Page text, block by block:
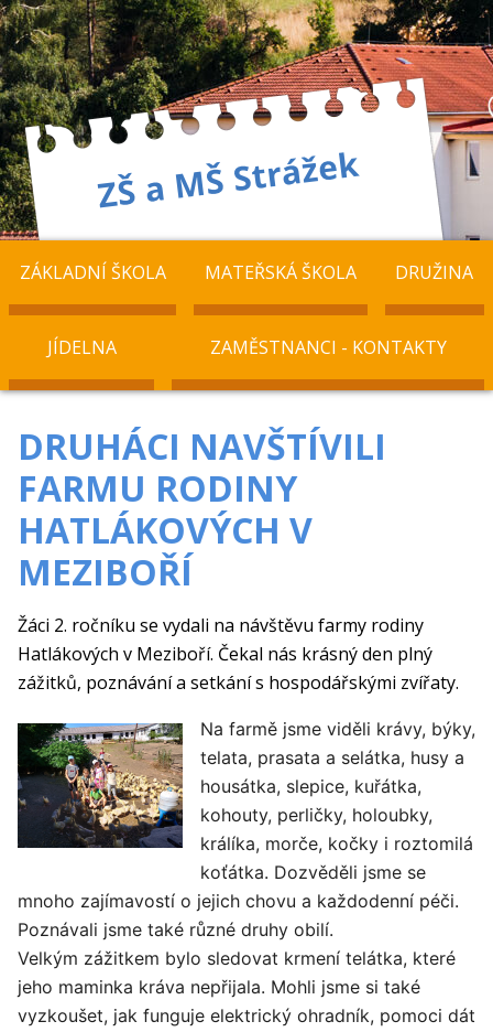
ZÁKLADNÍ ŠKOLA MATEŘSKÁ ŠKOLA DRUŽINA
JÍDELNA ZAMĚSTNANCI - KONTAKTY
DRUHÁCI NAVŠTÍVILI
FARMU RODINY
HATLÁKOVÝCH V
MEZIBOŘÍ
Žáci 2. ročníku se vydali na návštěvu farmy rodiny
Hatlákových v Meziboří. Čekal nás krásný den plný
zážitků, poznávání a setkání s hospodářskými zvířaty.
Na farmě jsme viděli krávy, býky,
telata, prasata a selátka, husy a
housátka, slepice, kuřátka,
kohouty, perličky, holoubky,
králíka, morče, kočky i roztomilá
koťátka. Dozvěděli jsme se
mnoho zajímavostí o jejich chovu a každodenní péči.
Poznávali jsme také různé druhy obilí.
Velkým zážitkem bylo sledovat krmení telátka, které
jeho maminka kráva nepřijala. Mohli jsme si také
vyzkoušet, jak funguje elektrický ohradník, pomoci dát